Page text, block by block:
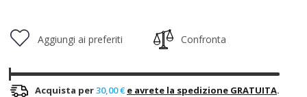
Aggiungi ai preferiti Confronta
Acquista per30,00 € e avrete la spedizione GRATUITA.